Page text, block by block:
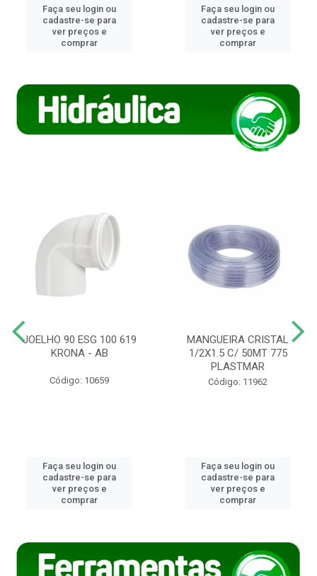
Faça seu login ou
cadastre-se para
ver preços e
comprar
Faça seu login ou
cadastre-se para
ver preços e
comprar
JOELHO 90 ESG 100 619
KRONA - AB
Código: 10659
Faça seu login ou
cadastre-se para
ver preços e
comprar
MANGUEIRA CRISTAL
1/2X1.5 C/ 50MT 775
PLASTMAR
Código: 11962
Faça seu login ou
cadastre-se para
ver preços e
comprar